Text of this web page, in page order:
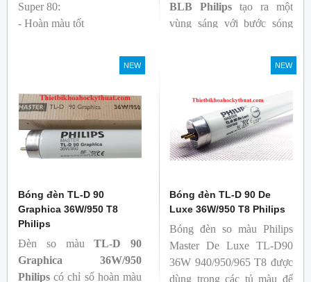
Super 80:
- Hoàn màu tốt
cả ban đầu và trong suốt
tuổi thọ của bóng đèn, với
thông cao
- Tạo ra từ màu trắng ấm
đến ánh sáng ban ngày mát
mẻ
BLB
Philips tạo ra một
vùng sáng với bước sóng
sắc trực quan. Giúp người
dùng có thể phát hiện và
và keo trong sản phẩm.
NEW
Bóng đèn TL-D 90
Graphica 36W/950 T8
Philips
Đèn so màu TL-D 90
Graphica 36W/950
Philips có chỉ số hoàn màu
NEW
Bóng đèn TL-D 90 De
Luxe 36W/950 T8 Philips
Bóng đèn so màu Philips
Master De Luxe TL-D90
36W 940/950/965 T8 được
dùng trong các tủ màu để